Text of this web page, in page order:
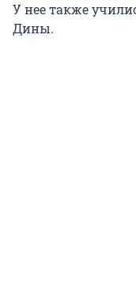
У нее также
Дины.